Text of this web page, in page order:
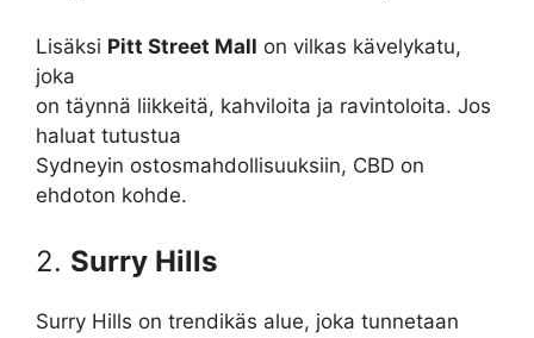
Lisäksi Pitt Street Mall on vilkas kävelykatu,
joka
on täynnä liikkeitä, kahviloita ja ravintoloita. Jos
haluat tutustua
Sydneyin ostosmahdollisuuksiin, CBD on
ehdoton kohde.
2. Surry Hills
Surry Hills on trendikäs alue, joka tunnetaan